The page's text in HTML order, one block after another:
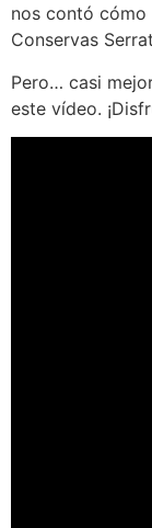
nos contó
Conservas
Pero… casi
este vídeo.